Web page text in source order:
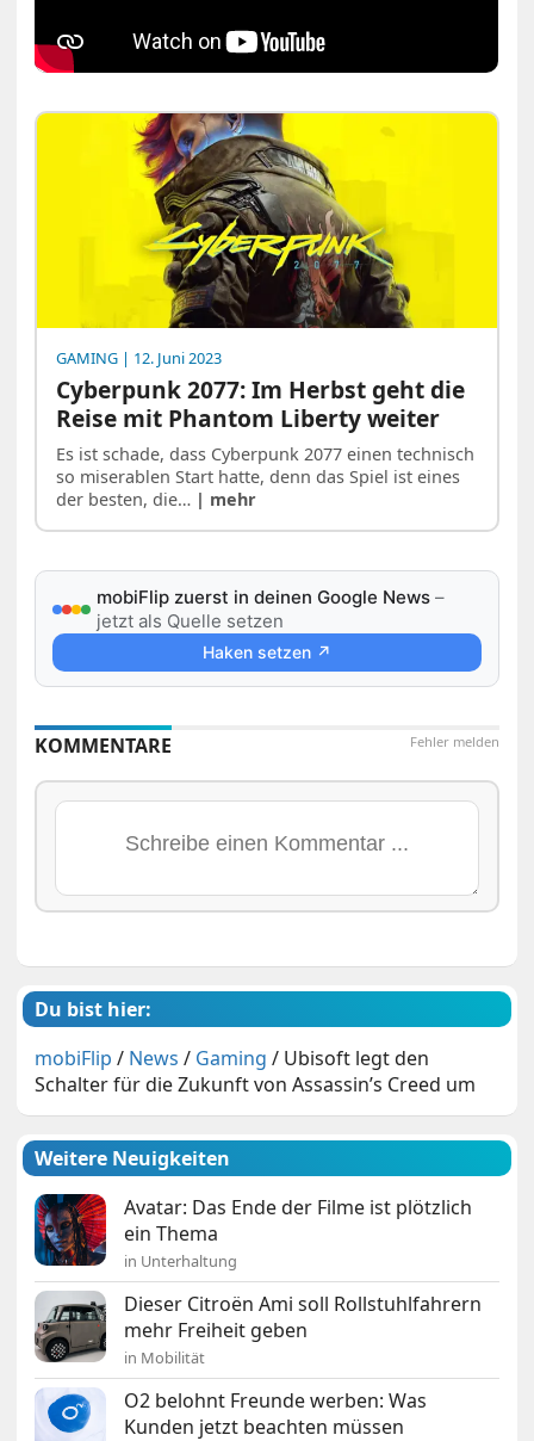
GAMING | 12. Juni 2023
Cyberpunk 2077: Im Herbst geht die
Reise mit Phantom Liberty weiter
Es ist schade, dass Cyberpunk 2077 einen technisch
so miserablen Start hatte, denn das Spiel ist eines
der besten, die… | mehr
mobiFlip zuerst in deinen Google News –
jetzt als Quelle setzen
Haken setzen ↗
Fehler melden
KOMMENTARE
Du bist hier:
mobiFlip / News / Gaming / Ubisoft legt den
Schalter für die Zukunft von Assassin’s Creed um
Weitere Neuigkeiten
Avatar: Das Ende der Filme ist plötzlich
ein Thema
in Unterhaltung
Dieser Citroën Ami soll Rollstuhlfahrern
mehr Freiheit geben
in Mobilität
O2 belohnt Freunde werben: Was
Kunden jetzt beachten müssen